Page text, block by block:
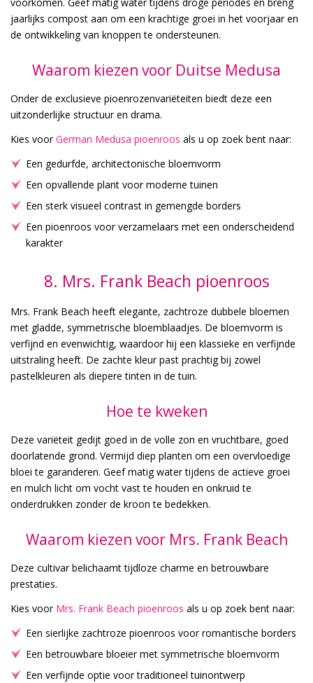
jaarlijks compost aan om een krachtige groei in het voorjaar en
de ontwikkeling van knoppen te ondersteunen.
Waarom kiezen voor Duitse Medusa
Onder de exclusieve pioenrozenvariëteiten biedt deze een
uitzonderlijke structuur en drama.
Kies voorGerman Medusa pioenroos als u op zoek bent naar:
Een gedurfde, architectonische bloemvorm
Een opvallende plant voor moderne tuinen
Een sterk visueel contrast in gemengde borders
Een pioenroos voor verzamelaars met een onderscheidend
karakter
8. Mrs. Frank Beach pioenroos
Mrs. Frank Beach heeft elegante, zachtroze dubbele bloemen
met gladde, symmetrische bloemblaadjes. De bloemvorm is
verfijnd en evenwichtig, waardoor hij een klassieke en verfijnde
uitstraling heeft. De zachte kleur past prachtig bij zowel
pastelkleuren als diepere tinten in de tuin.
Hoe te kweken
Deze variëteit gedijt goed in de volle zon en vruchtbare, goed
doorlatende grond. Vermijd diep planten om een overvloedige
bloei te garanderen. Geef matig water tijdens de actieve groei
en mulch licht om vocht vast te houden en onkruid te
onderdrukken zonder de kroon te bedekken.
Waarom kiezen voor Mrs. Frank Beach
Deze cultivar belichaamt tijdloze charme en betrouwbare
prestaties.
Kies voor Mrs. Frank Beach pioenroos als u op zoek bent naar:
Een sierlijke zachtroze pioenroos voor romantische borders
Een betrouwbare bloeier met symmetrische bloemvorm
Een verfijnde optie voor traditioneel tuinontwerp